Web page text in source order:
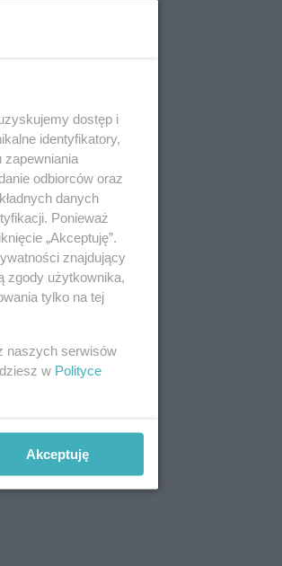
dostęp i
identyfikatory,
zapewniania
odbiorców oraz
danych
Ponieważ
„Akceptuję”.
znajdujący
zgody użytkownika,
tylko na tej
naszych serwisów
w Polityce
Akceptuję